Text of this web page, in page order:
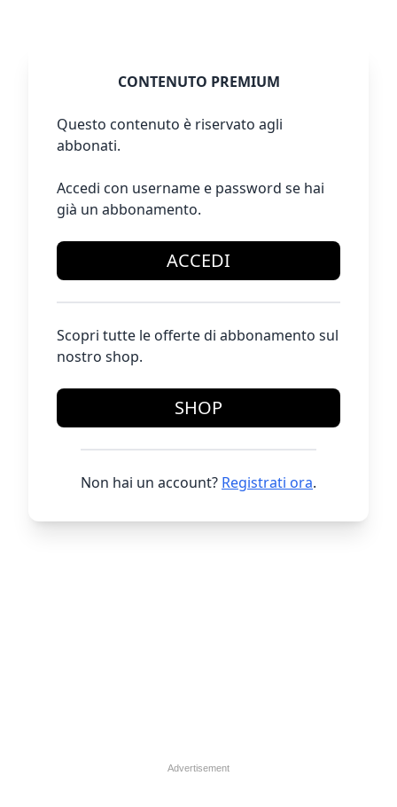
CONTENUTO PREMIUM
Questo contenuto è riservato agli
abbonati.
Accedi con username e password se hai
già un abbonamento.
ACCEDI
Scopri tutte le offerte di abbonamento sul
nostro shop.
SHOP
Non hai un account? Registrati ora.